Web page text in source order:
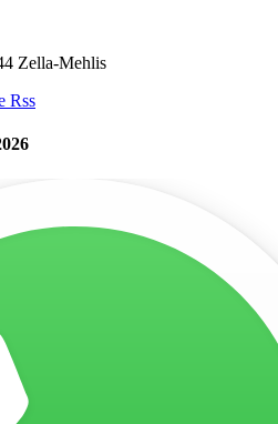
Zella-Mehlis
Rss